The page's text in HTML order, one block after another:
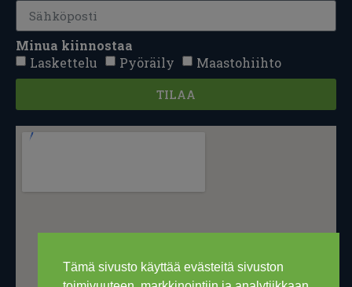
Tämä sivusto käyttää evästeitä sivuston
Minua kiinnostaa
Laskettelu
Pyöräily Maastohiihto
TILAA